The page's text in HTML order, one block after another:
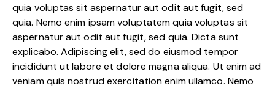
quia voluptas sit aspernatur aut odit aut fugit, sed
quia. Nemo enim ipsam voluptatem quia voluptas sit
aspernatur aut odit aut fugit, sed quia. Dicta sunt
explicabo. Adipiscing elit, sed do eiusmod tempor
incididunt ut labore et dolore magna aliqua. Ut enim ad
veniam quis nostrud exercitation enim ullamco. Nemo